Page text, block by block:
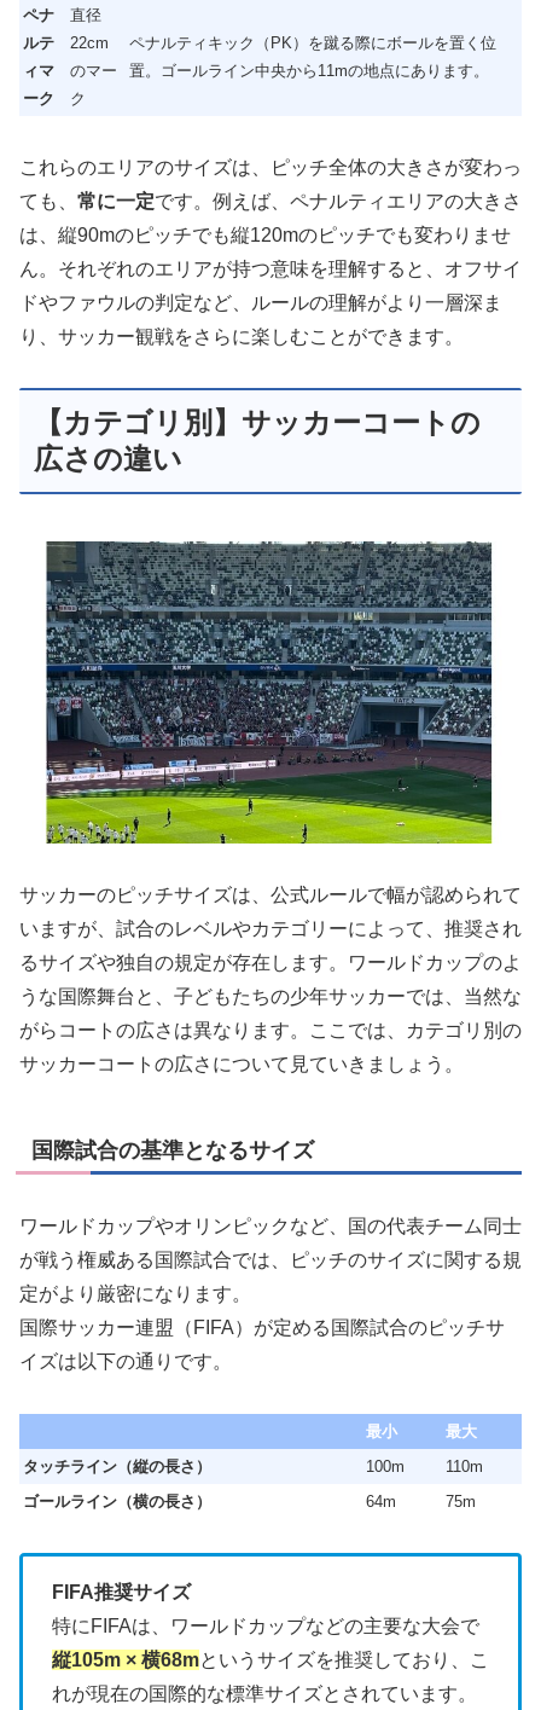
ペナ
ルテ
ィマ
ーク
直径
22cm
のマー
ク
ペナルティキック（PK）を蹴る際にボールを置く位
置。ゴールライン中央から11mの地点にあります。
これらのエリアのサイズは、ピッチ全体の大きさが変わっ
ても、 常に一定です。例えば、ペナルティエリアの大きさ
は、縦90mのピッチでも縦120mのピッチでも変わりませ
ん。それぞれのエリアが持つ意味を理解すると、オフサイ
ドやファウルの判定など、ルールの理解がより一層深ま
り、サッカー観戦をさらに楽しむことができます。
【カテゴリ別】サッカーコートの
広さの違い
サッカーのピッチサイズは、公式ルールで幅が認められて
いますが、試合のレベルやカテゴリーによって、推奨され
るサイズや独自の規定が存在します。ワールドカップのよ
うな国際舞台と、子どもたちの少年サッカーでは、当然な
がらコートの広さは異なります。ここでは、カテゴリ別の
サッカーコートの広さについて見ていきましょう。
国際試合の基準となるサイズ
ワールドカップやオリンピックなど、国の代表チーム同士
が戦う権威ある国際試合では、ピッチのサイズに関する規
定がより厳密になります。
国際サッカー連盟（FIFA）が定める国際試合のピッチサ
イズは以下の通りです。
最小
最大
タッチライン（縦の長さ）
100m
110m
ゴールライン（横の長さ）
64m 75m
FIFA推奨サイズ
特にFIFAは、ワールドカップなどの主要な大会で
縦105m × 横68mというサイズを推奨しており、こ
れが現在の国際的な標準サイズとされています。